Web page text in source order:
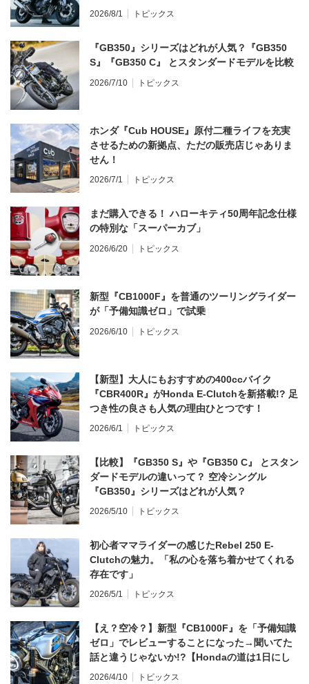
2026/8/1 トピックス
『GB350』シリーズはどれが人気？『GB350
S』『GB350 C』 とスタンダードモデルを比較
2026/7/10 トピックス
ホンダ『Cub HOUSE』原付二種ライフを充実
させるための新拠点、ただの販売店じゃありま
せん！
2026/7/1 トピックス
まだ購入できる！ ハローキティ50周年記念仕様
の特別な「スーパーカブ」
2026/6/20 トピックス
新型『CB1000F』を普通のツーリングライダー
が「予備知識ゼロ」で試乗
2026/6/10 トピックス
【新型】大人にもおすすめの400ccバイク
『CBR400R』がHonda E-Clutchを新搭載!? 足
つき性の良さも人気の理由ひとつです！
2026/6/1 トピックス
【比較】『GB350 S』や『GB350 C』 とスタン
ダードモデルの違いって？ 空冷シングル
『GB350』シリーズはどれが人気？
2026/5/10 トピックス
初心者ママライダーの感じたRebel 250 E-
Clutchの魅力。「私の心を落ち着かせてくれる
存在です」
2026/5/1 トピックス
【え？空冷？】新型『CB1000F』を「予備知識
ゼロ」でレビューすることになった→聞いてた
話と違うじゃないか!?【Hondaの道は1日にし
てならず／CB1000F ①第一印象 編】
2026/4/10 トピックス